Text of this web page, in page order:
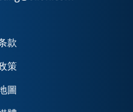
款
策
圖